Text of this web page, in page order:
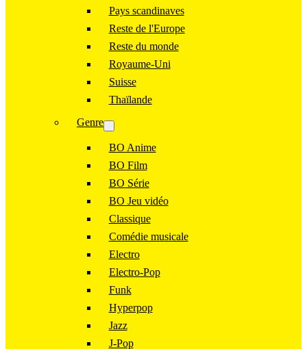
Pays scandinaves
Reste de l'Europe
Reste du monde
Royaume-Uni
Suisse
Thaïlande
Genre
BO Anime
BO Film
BO Série
BO Jeu vidéo
Classique
Comédie musicale
Electro
Electro-Pop
Funk
Hyperpop
Jazz
J-Pop